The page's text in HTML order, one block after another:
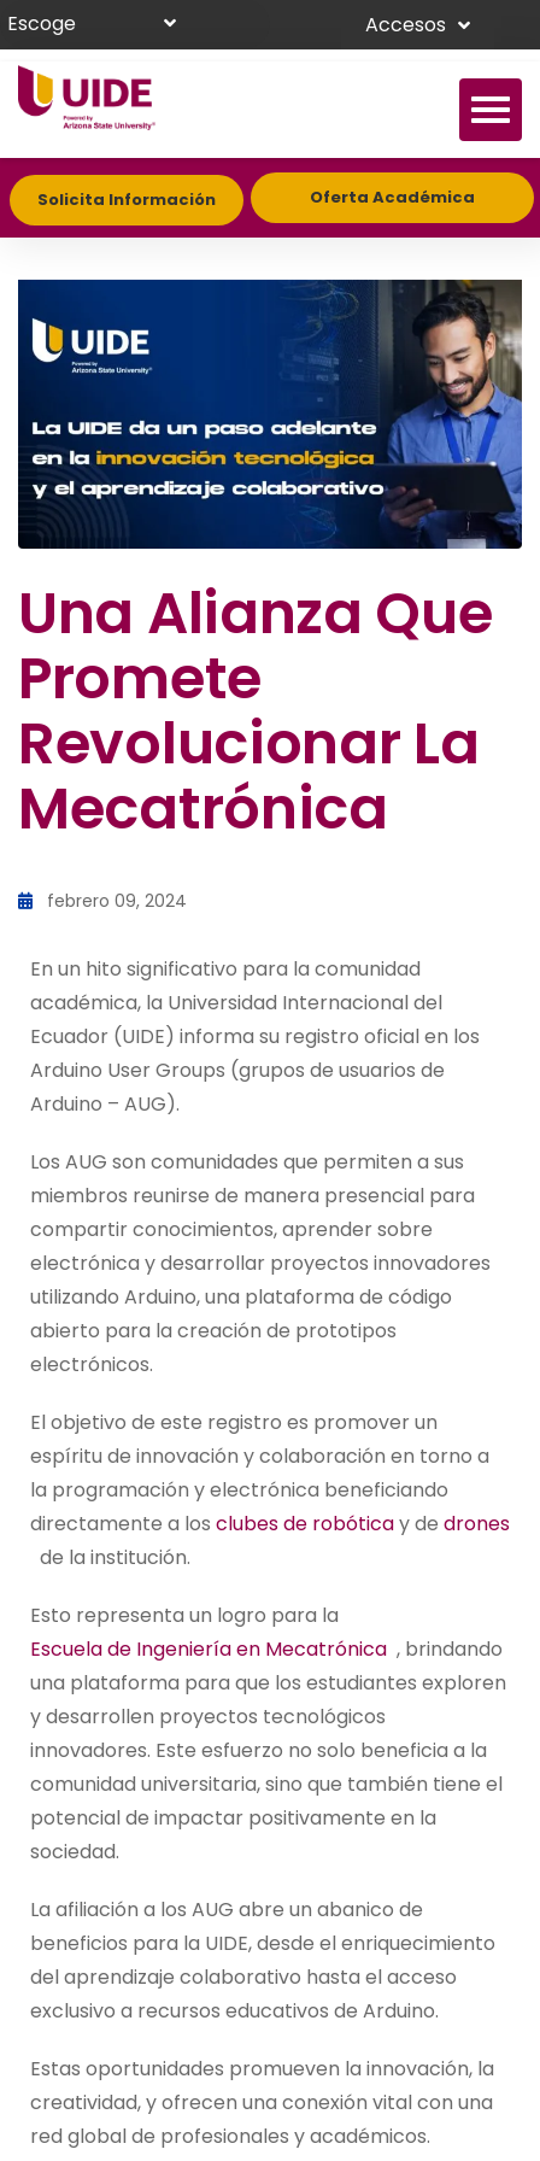
Escoge Accesos
Solicita Información Oferta Académica
Una Alianza Que
Promete
Revolucionar La
Mecatrónica
febrero 09, 2024
En un hito significativo para la comunidad
académica, la Universidad Internacional del
Ecuador (UIDE) informa su registro oficial en los
Arduino User Groups (grupos de usuarios de
Arduino – AUG).
Los AUG son comunidades que permiten a sus
miembros reunirse de manera presencial para
compartir conocimientos, aprender sobre
electrónica y desarrollar proyectos innovadores
utilizando Arduino, una plataforma de código
abierto para la creación de prototipos
electrónicos.
El objetivo de este registro es promover un
espíritu de innovación y colaboración en torno a
la programación y electrónica beneficiando
directamente a los clubes de robóticay de drones
de la institución.
Esto representa un logro para la
Escuela de Ingeniería en Mecatrónica , brindando
una plataforma para que los estudiantes exploren
y desarrollen proyectos tecnológicos
innovadores. Este esfuerzo no solo beneficia a la
comunidad universitaria, sino que también tiene el
potencial de impactar positivamente en la
sociedad.
La afiliación a los AUG abre un abanico de
beneficios para la UIDE, desde el enriquecimiento
del aprendizaje colaborativo hasta el acceso
exclusivo a recursos educativos de Arduino.
Estas oportunidades promueven la innovación, la
creatividad, y ofrecen una conexión vital con una
red global de profesionales y académicos.